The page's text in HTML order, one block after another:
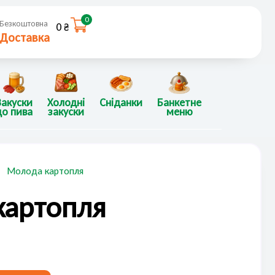
Безкоштовна
Доставка
0₴
0
пива
Холодні
закуски
Сніданки Банкетне
меню
Молода картопля